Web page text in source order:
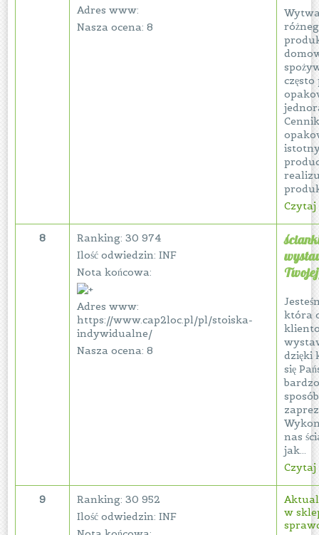
Adres www:
Nasza ocena: 8
często
Czytaj
8
Ranking: 30 974
Ilość odwiedzin: INF
Nota końcowa:
Adres www:
https://www.cap2loc.pl/pl/stoiska-
indywidualne/
Nasza ocena: 8
która
dzięki
się
sposób
nas
jak...
Czytaj
9
Ranking: 30 952
Ilość odwiedzin: INF
w